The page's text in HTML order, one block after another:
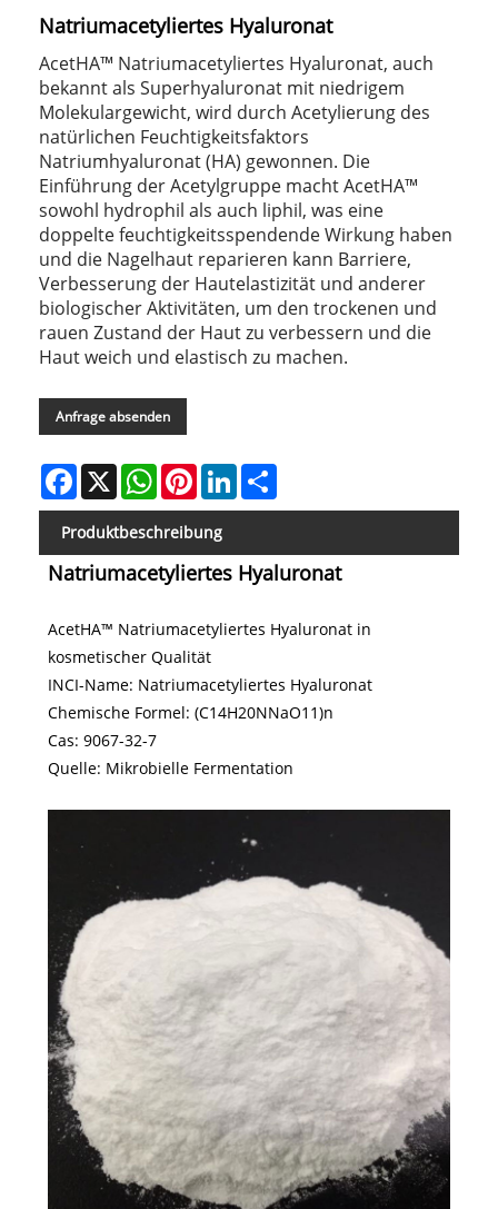
Natriumacetyliertes Hyaluronat
AcetHA™ Natriumacetyliertes Hyaluronat, auch
bekannt als Superhyaluronat mit niedrigem
Molekulargewicht, wird durch Acetylierung des
natürlichen Feuchtigkeitsfaktors
Natriumhyaluronat (HA) gewonnen. Die
Einführung der Acetylgruppe macht AcetHA™
sowohl hydrophil als auch liphil, was eine
doppelte feuchtigkeitsspendende Wirkung haben
und die Nagelhaut reparieren kann Barriere,
Verbesserung der Hautelastizität und anderer
biologischer Aktivitäten, um den trockenen und
rauen Zustand der Haut zu verbessern und die
Haut weich und elastisch zu machen.
Anfrage absenden
Facebook
X WhatsAppPinterestLinkedIn
Produktbeschreibung
Natriumacetyliertes Hyaluronat
AcetHA™ Natriumacetyliertes Hyaluronat in
kosmetischer Qualität
INCI-Name: Natriumacetyliertes Hyaluronat
Chemische Formel: (C14H20NNaO11)n
Cas: 9067-32-7
Quelle: Mikrobielle Fermentation